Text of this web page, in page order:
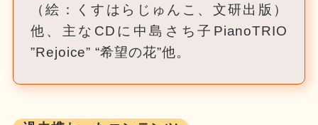
（絵：くすはらじゅんこ、文研出版）
他、主なCDに中島さち子PianoTRIO
”Rejoice” “希望の花”他。